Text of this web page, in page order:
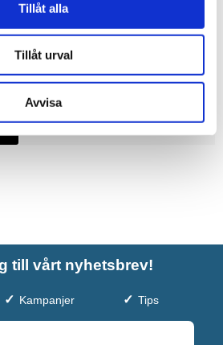
Tillåt alla
Tillåt urval
Avvisa
Corny de Luxe
8.728 kr JUST NU!
till vårt nyhetsbrev!
Kampanjer Tips